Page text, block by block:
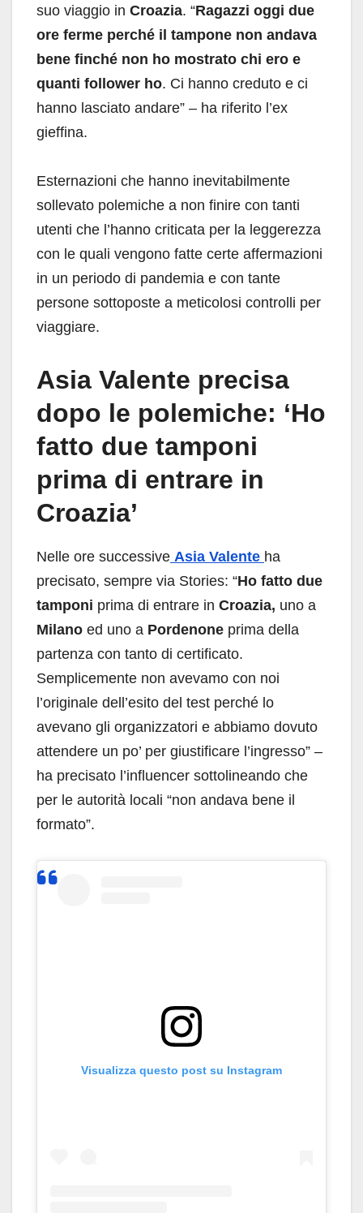
suo viaggio in Croazia. “Ragazzi oggi due
ore ferme perché il tampone non andava
bene finché non ho mostrato chi ero e
quanti follower ho. Ci hanno creduto e ci
hanno lasciato andare” – ha riferito l’ex
gieffina.
Esternazioni che hanno inevitabilmente
sollevato polemiche a non finire con tanti
utenti che l’hanno criticata per la leggerezza
con le quali vengono fatte certe affermazioni
in un periodo di pandemia e con tante
persone sottoposte a meticolosi controlli per
viaggiare.
Asia Valente precisa
dopo le polemiche: ‘Ho
fatto due tamponi
prima di entrare in
Croazia’
Nelle ore successive Asia Valente ha
precisato, sempre via Stories: “Ho fatto due
tamponi prima di entrare in Croazia, uno a
Milano ed uno a Pordenone prima della
partenza con tanto di certificato.
Semplicemente non avevamo con noi
l’originale dell’esito del test perché lo
avevano gli organizzatori e abbiamo dovuto
attendere un po’ per giustificare l’ingresso” –
ha precisato l’influencer sottolineando che
per le autorità locali “non andava bene il
formato”.
Visualizza questo post su Instagram